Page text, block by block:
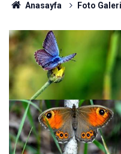
Anasayfa Foto Galeri